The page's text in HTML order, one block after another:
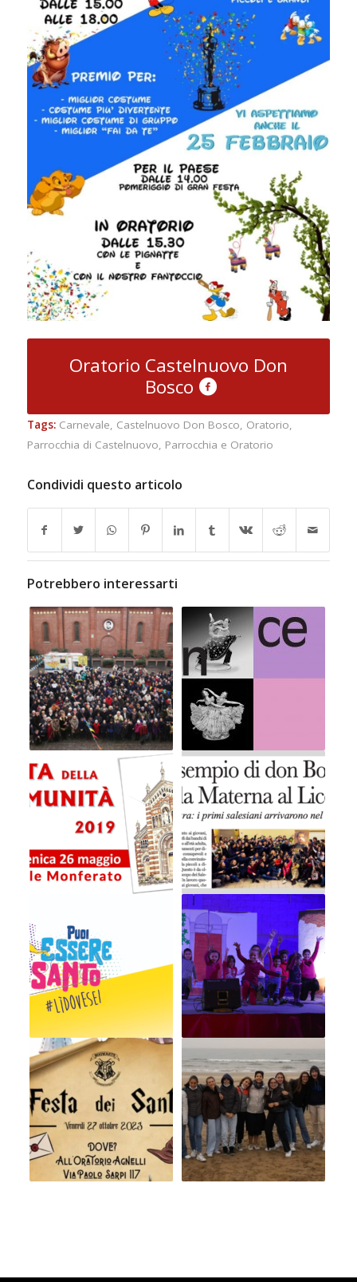
Oratorio Castelnuovo Don
Bosco
Tags: Carnevale, Castelnuovo Don Bosco, Oratorio,
Parrocchia di Castelnuovo, Parrocchia e Oratorio
Condividi questo articolo
Potrebbero interessarti